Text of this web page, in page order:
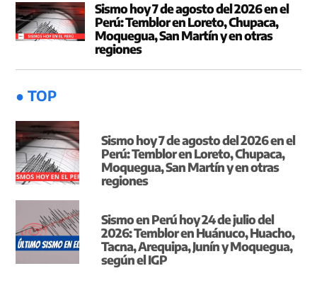
Sismo hoy 7 de agosto del 2026 en el
Perú: Temblor en Loreto, Chupaca,
Moquegua, San Martín y en otras
regiones
● TOP
Sismo hoy 7 de agosto del 2026 en el
Perú: Temblor en Loreto, Chupaca,
Moquegua, San Martín y en otras
regiones
Sismo en Perú hoy 24 de julio del
2026: Temblor en Huánuco, Huacho,
Tacna, Arequipa, Junín y Moquegua,
según el IGP